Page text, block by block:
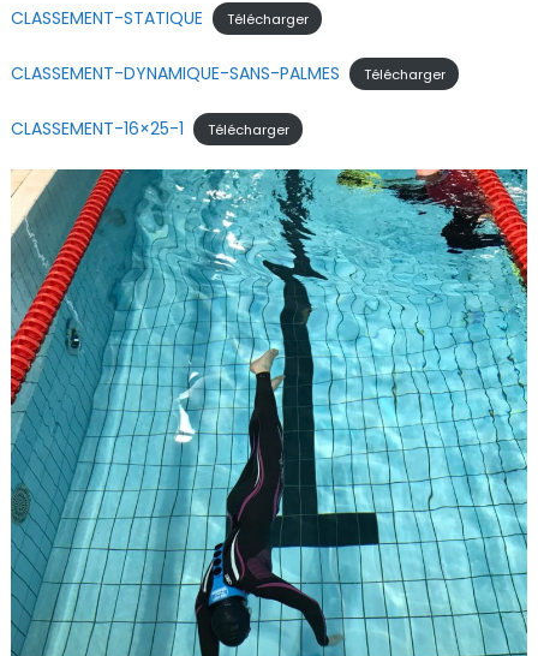
CLASSEMENT-STATIQUE Télécharger
CLASSEMENT-DYNAMIQUE-SANS-PALMES Télécharger
CLASSEMENT-16×25-1 Télécharger